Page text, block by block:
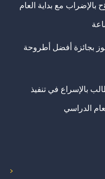
بالإضراب مع بداية العام
بجائزة أفضل أطروحة
بالإسراع في تنفيذ
الدراسي